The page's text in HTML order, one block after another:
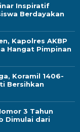
Inspiratif
Berdayakan
Kapolres AKBP
Hangat Pimpinan
Koramil 1406-
Bersihkan
3 Tahun
Dimulai dari